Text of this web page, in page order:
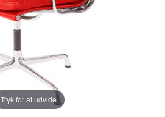
Tryk for at udvide